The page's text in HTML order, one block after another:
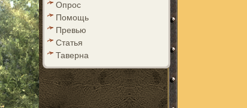
Опрос
Помощь
Превью
Статья
Таверна